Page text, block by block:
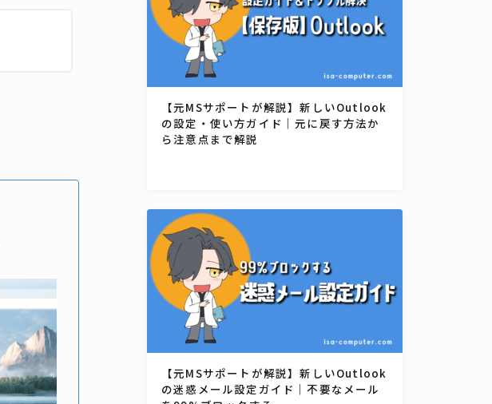
【元MSサポートが解説】新しいOutlook
の設定・使い方ガイド｜元に戻す方法か
ら注意点まで解説
【元MSサポートが解説】新しいOutlook
の迷惑メール設定ガイド｜不要なメール